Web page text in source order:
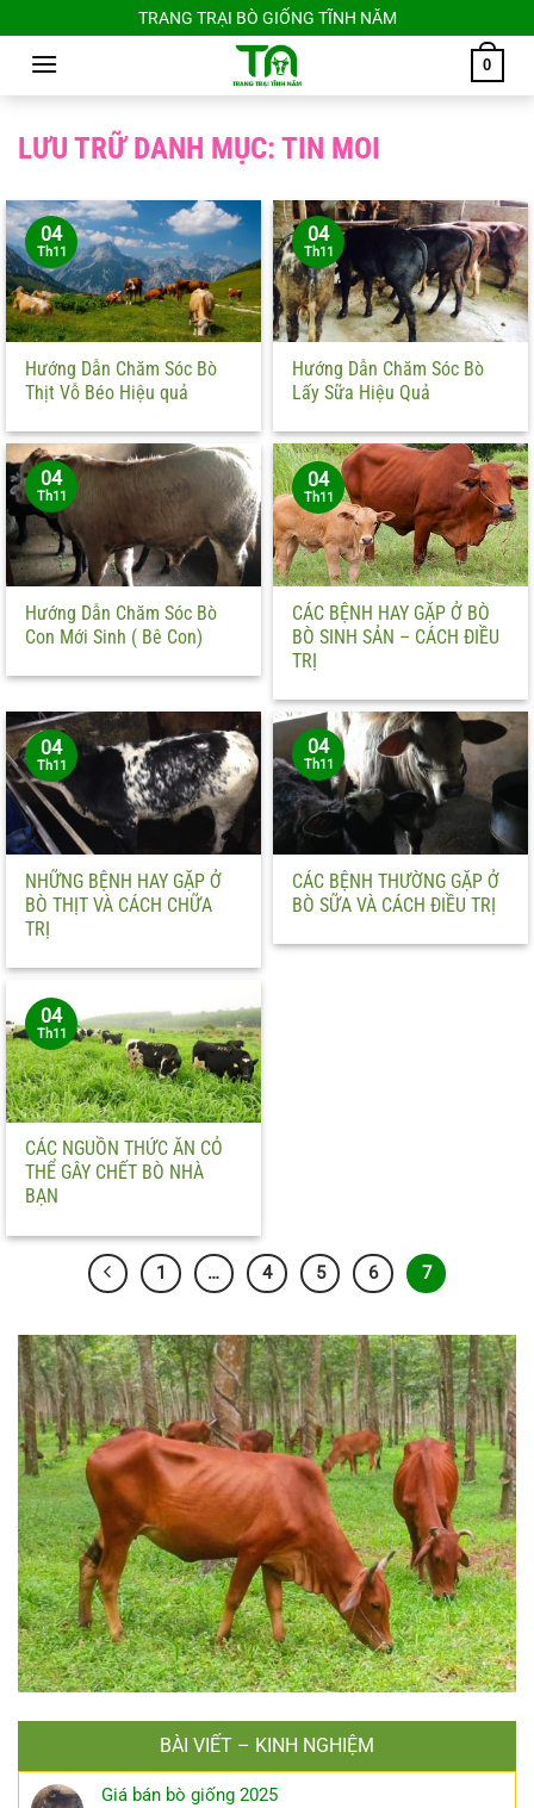
đến
dung
TRANG TRẠI BÒ GIỐNG TĨNH NĂM
0
LƯU TRỮ DANH MỤC: TIN MOI
Hướng Dẫn Chăm Sóc Bò
Thịt Vỗ Béo Hiệu quả
04
Th11
Hướng Dẫn Chăm Sóc Bò
Lấy Sữa Hiệu Quả
04
Th11
Hướng Dẫn Chăm Sóc Bò
Con Mới Sinh ( Bê Con)
04
Th11
CÁC BỆNH HAY GẶP Ở BÒ
BÒ SINH SẢN – CÁCH ĐIỀU
TRỊ
04
Th11
NHỮNG BỆNH HAY GẶP Ở
BÒ THỊT VÀ CÁCH CHỮA
TRỊ
04
Th11
CÁC BỆNH THƯỜNG GẶP Ở
BÒ SỮA VÀ CÁCH ĐIỀU TRỊ
04
Th11
CÁC NGUỒN THỨC ĂN CỎ
THỂ GÂY CHẾT BÒ NHÀ
BẠN
04
Th11
1 … 4 5 6 7
BÀI VIẾT – KINH NGHIỆM
Giá bán bò giống 2025